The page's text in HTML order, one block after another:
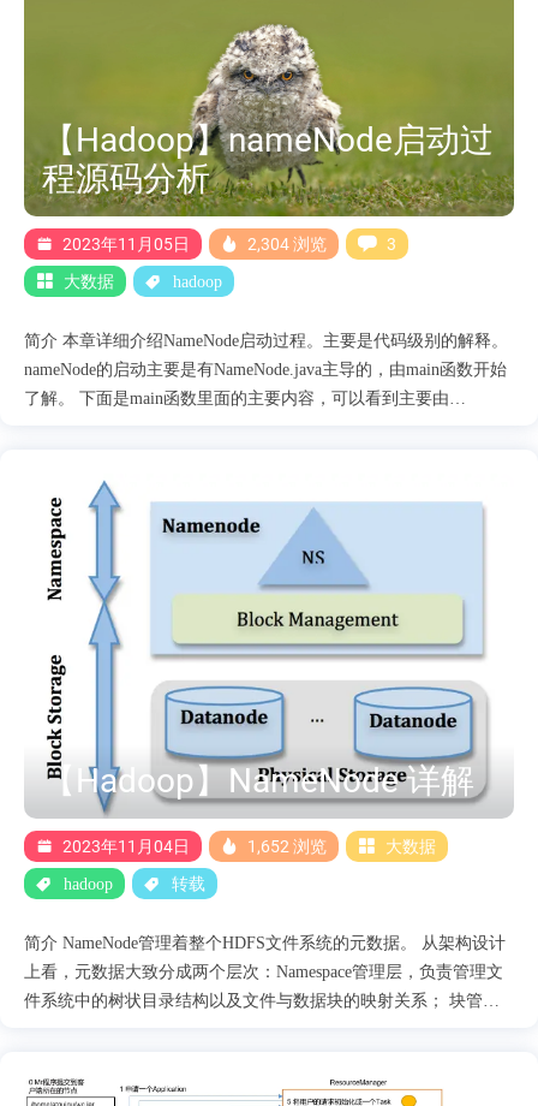
重启它 RM内部架构 交互模块：RM对普通用户、管理员、Web提
供了三种对外服务： ClientRMService:为普通用户提供服务，它处
理来自客户端的各种RPC，比如: 应用提交 终止应用 获取应用状态
等 AdminService:为管理员提供的独立接口，主要目的是为了防止
大量普通用户请求阻塞管理员通道，提供如下功能： 动态更新节
点列表 更新ACL列表 更新队列信息等 WebApp:提供一个Web界面
来让用户更友好的获知集群和应....
【Hadoop】nameNode启动过
程源码分析
2023年11月05日 2,304 浏览 3
大数据 hadoop
简介 本章详细介绍NameNode启动过程。主要是代码级别的解释。
nameNode的启动主要是有NameNode.java主导的，由main函数开始
了解。 下面是main函数里面的主要内容，可以看到主要由
} 在createNameNode函数里面主要是分为两部分： 参数解析：主要
关心解析startOpt，startOpt可以控制具体操作，比如format、
rockback等。主要操作如下,后续会详细介绍。 FORMAT ("-
format"), CLUSTERID ("-clusterid"), GENCLUSTERID ("-
genclusterid"), REGULAR ("-regular"), BACKUP ("-backup"),
CHECKPOINT("-checkpoint"), UPGRADE ("-upgrade"), ROL....
【Hadoop】NameNode 详解
2023年11月04日 1,652 浏览 大数据
hadoop 转载
简介 NameNode管理着整个HDFS文件系统的元数据。 从架构设计
上看，元数据大致分成两个层次：Namespace管理层，负责管理文
件系统中的树状目录结构以及文件与数据块的映射关系； 块管理
也会周期Flush到持久化设备上FsImage文件；BlocksMap元数据只在